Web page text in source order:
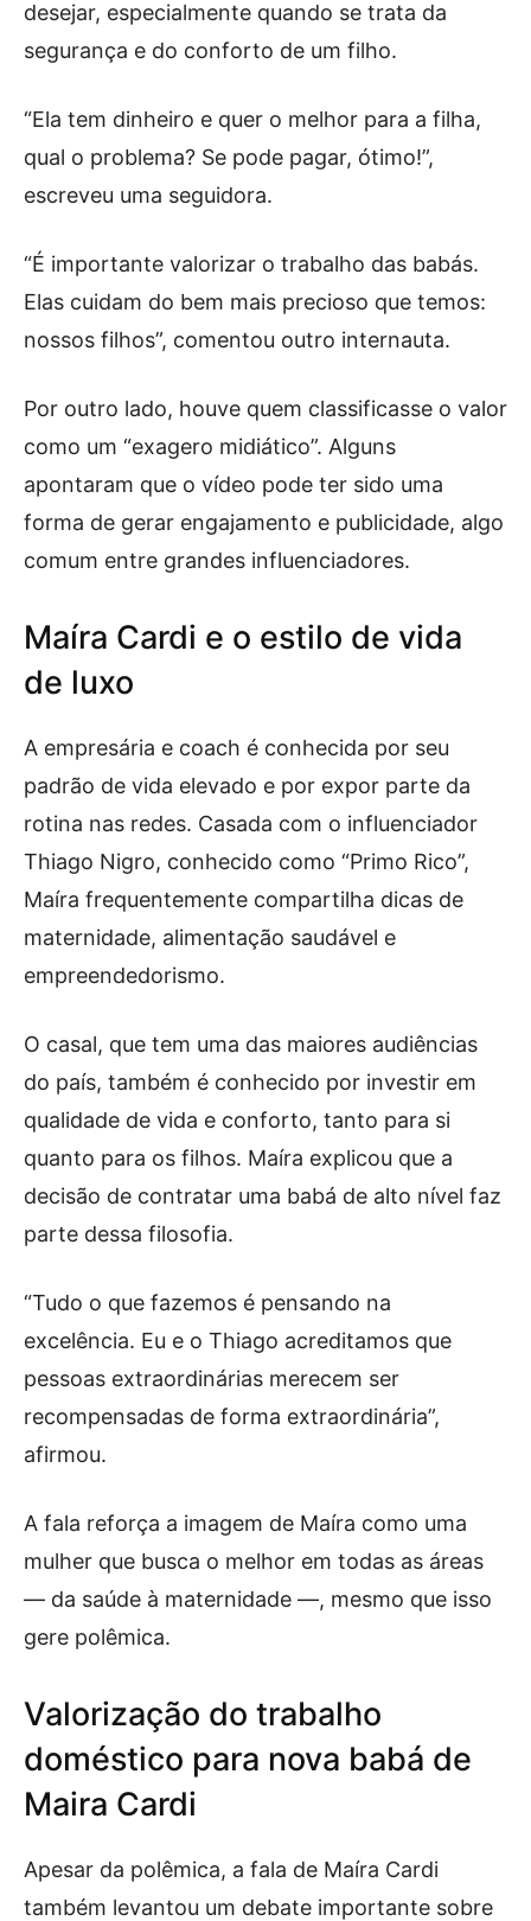
desejar, especialmente quando se trata da
segurança e do conforto de um filho.
“Ela tem dinheiro e quer o melhor para a filha,
qual o problema? Se pode pagar, ótimo!”,
escreveu uma seguidora.
“É importante valorizar o trabalho das babás.
Elas cuidam do bem mais precioso que temos:
nossos filhos”, comentou outro internauta.
Por outro lado, houve quem classificasse o valor
como um “exagero midiático”. Alguns
apontaram que o vídeo pode ter sido uma
forma de gerar engajamento e publicidade, algo
comum entre grandes influenciadores.
Maíra Cardi e o estilo de vida
de luxo
A empresária e coach é conhecida por seu
padrão de vida elevado e por expor parte da
rotina nas redes. Casada com o influenciador
Thiago Nigro, conhecido como “Primo Rico”,
Maíra frequentemente compartilha dicas de
maternidade, alimentação saudável e
empreendedorismo.
O casal, que tem uma das maiores audiências
do país, também é conhecido por investir em
qualidade de vida e conforto, tanto para si
quanto para os filhos. Maíra explicou que a
decisão de contratar uma babá de alto nível faz
parte dessa filosofia.
“Tudo o que fazemos é pensando na
excelência. Eu e o Thiago acreditamos que
pessoas extraordinárias merecem ser
recompensadas de forma extraordinária”,
afirmou.
A fala reforça a imagem de Maíra como uma
mulher que busca o melhor em todas as áreas
— da saúde à maternidade —, mesmo que isso
gere polêmica.
Valorização do trabalho
doméstico para nova babá de
Maira Cardi
Apesar da polêmica, a fala de Maíra Cardi
também levantou um debate importante sobre